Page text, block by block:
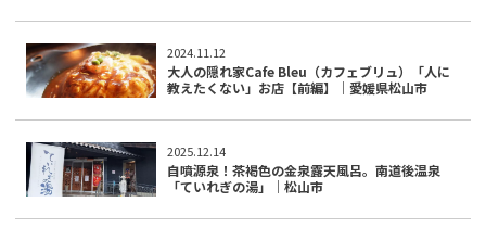
2024.11.12
大人の隠れ家Cafe Bleu（カフェブリュ）「人に
教えたくない」お店【前編】｜愛媛県松山市
2025.12.14
自噴源泉！茶褐色の金泉露天風呂。南道後温泉
「ていれぎの湯」｜松山市